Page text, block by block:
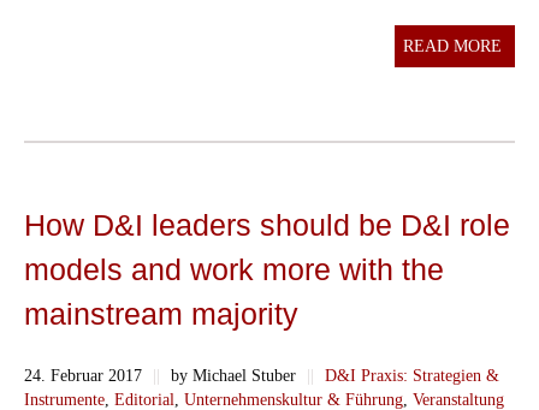
READ MORE
How D&I leaders should be D&I role
models and work more with the
mainstream majority
24. Februar 2017 || by Michael Stuber ||
D&I Praxis: Strategien &
Instrumente Editorial Unternehmenskultur & Führung Veranstaltung